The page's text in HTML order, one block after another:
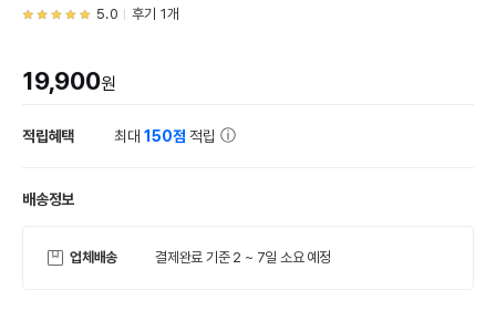
5.0 후기 1개
19,900원
적립혜택 최대150점 적립
배송정보
업체배송 결제완료 기준 2 ~ 7일 소요 예정